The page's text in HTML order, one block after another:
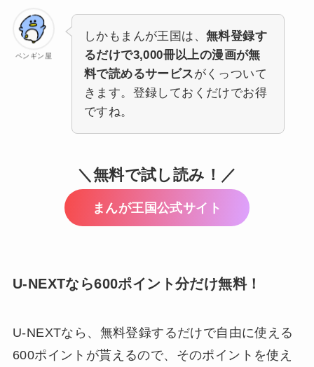
ペンギン屋
しかもまんが王国は、 無料登録す
るだけで3,000冊以上の漫画が無
料で読めるサービスがくっついて
きます。登録しておくだけでお得
ですね。
＼無料で試し読み！／
まんが王国公式サイト
U-NEXTなら600ポイント分だけ無料！
U-NEXTなら、無料登録するだけで自由に使える
600ポイントが貰えるので、そのポイントを使え